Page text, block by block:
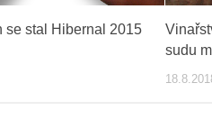
se stal Hibernal 2015
sudu